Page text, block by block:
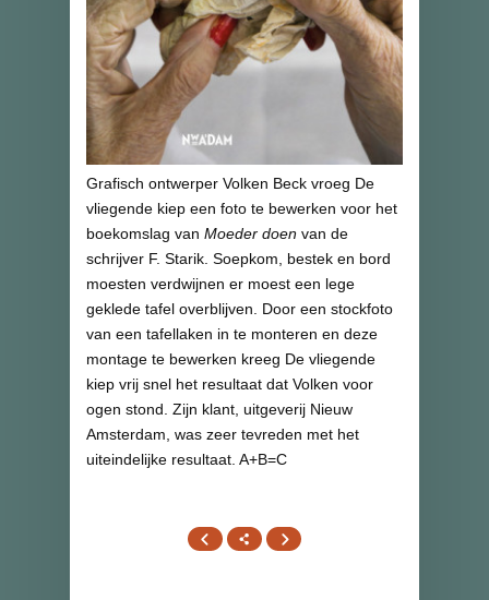
Grafisch ontwerper Volken Beck vroeg De
vliegende kiep een foto te bewerken voor het
boekomslag van Moeder doen van de
schrijver F. Starik. Soepkom, bestek en bord
moesten verdwijnen er moest een lege
geklede tafel overblijven. Door een stockfoto
van een tafellaken in te monteren en deze
montage te bewerken kreeg De vliegende
kiep vrij snel het resultaat dat Volken voor
ogen stond. Zijn klant, uitgeverij Nieuw
Amsterdam, was zeer tevreden met het
uiteindelijke resultaat. A+B=C